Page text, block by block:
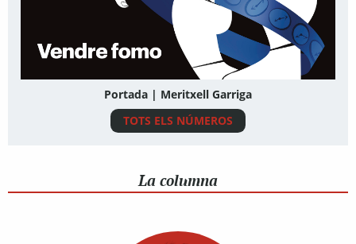
Portada | Meritxell Garriga
TOTS ELS NÚMEROS
La columna